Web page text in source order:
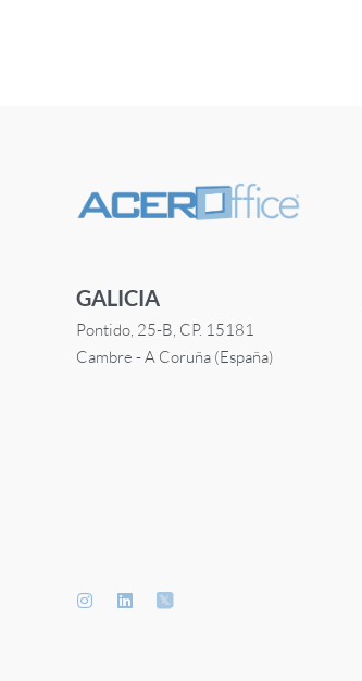
GALICIA
Pontido, 25-B, CP. 15181
Cambre - A Coruña (España)